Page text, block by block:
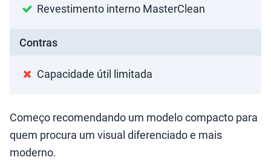
Revestimento interno MasterClean
Contras
Capacidade útil limitada
Começo recomendando um modelo compacto para
quem procura um visual diferenciado e mais
moderno.